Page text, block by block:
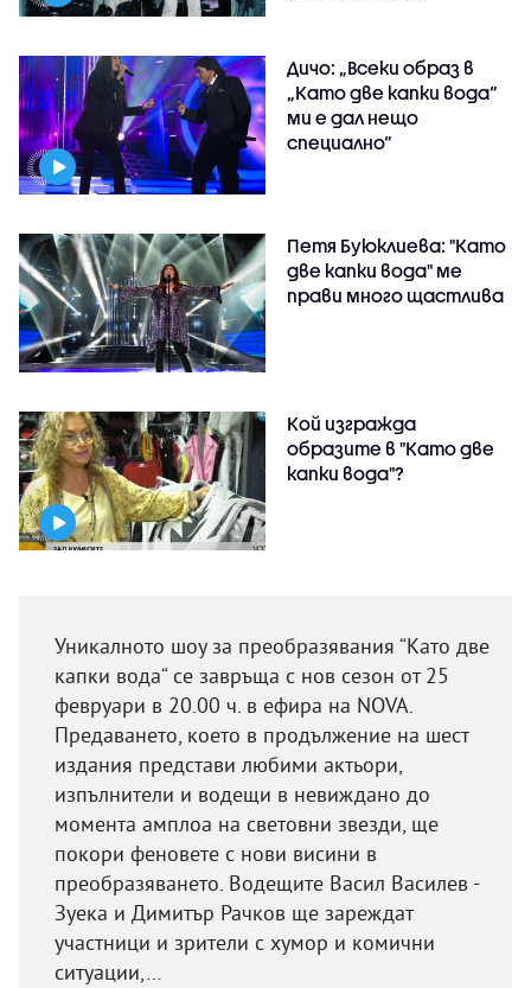
Дичо: „Всеки образ в
„Като две капки вода“
ми е дал нещо
специално“
Петя Буюклиева: "Като
две капки вода" ме
прави много щастлива
Кой изгражда
образите в "Като две
капки вода"?
Уникалното шоу за преобразявания “Като две
капки вода“ се завръща с нов сезон от 25
февруари в 20.00 ч. в ефира на NOVA.
Предаването, което в продължение на шест
издания представи любими актьори,
изпълнители и водещи в невиждано до
момента амплоа на световни звезди, ще
покори феновете с нови висини в
преобразяването. Водещите Васил Василев -
Зуека и Димитър Рачков ще зареждат
участници и зрители с хумор и комични
ситуации,…